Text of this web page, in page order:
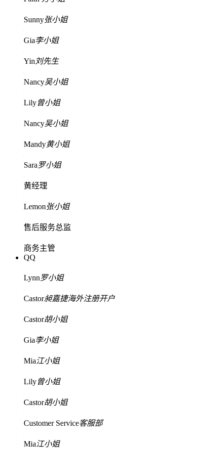
Sunny张小姐
Gia李小姐
Yin 刘先生
Nancy吴小姐
Lily曾小姐
Nancy吴小姐
Mandy黄小姐
Sara罗小姐
黄经理
Lemon张小姐
售后服务总监
商务主管
QQ
Lynn罗小姐
Castor昶嘉捷海外注册开户
Castor胡小姐
Gia李小姐
Mia江小姐
Lily曾小姐
Castor胡小姐
Customer Service客服部
Mia江小姐